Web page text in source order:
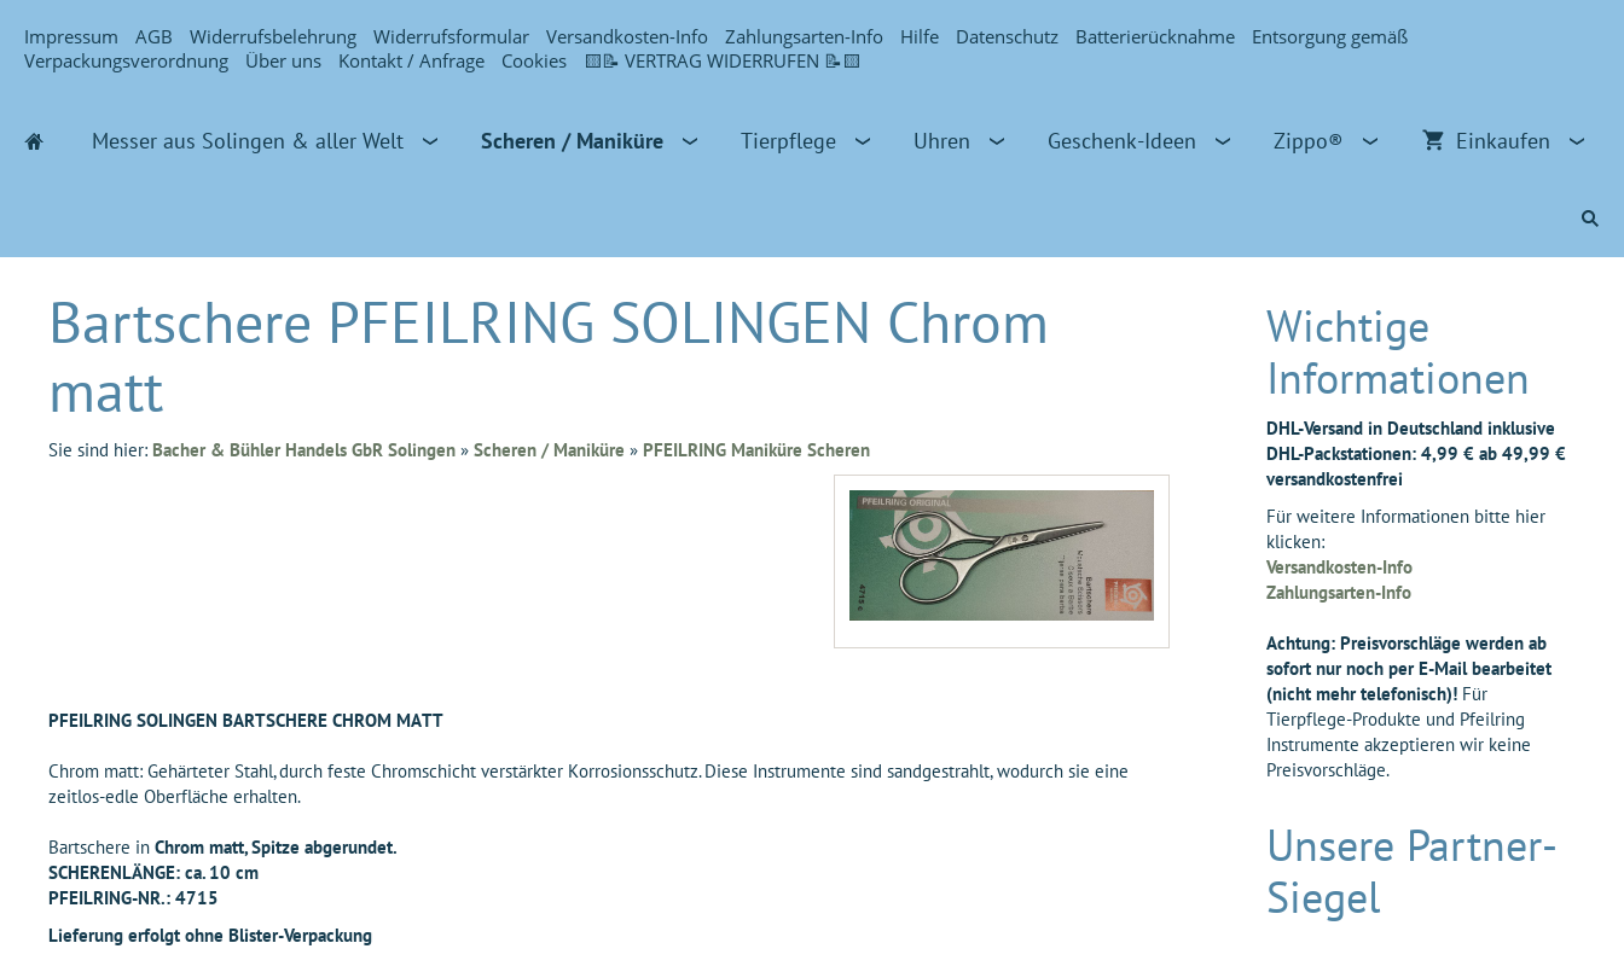
Impressum AGB Widerrufsbelehrung Widerrufsformular Versandkosten-Info Zahlungsarten-Info Hilfe Datenschutz Batterierücknahme
Entsorgung gemäß
Verpackungsverordnung
Über uns Kontakt / Anfrage Cookies 🟨📝 VERTRAG WIDERRUFEN 📝🟨
Messer aus Solingen & aller Welt Scheren / Maniküre Tierpflege Uhren Geschenk-Ideen Zippo® Einkaufen
Bartschere PFEILRING SOLINGEN Chrom
matt
Sie sind hier: Bacher & Bühler Handels GbR Solingen » Scheren / Maniküre » PFEILRING Maniküre Scheren
PFEILRING SOLINGEN BARTSCHERE CHROM MATT
Chrom matt: Gehärteter Stahl, durch feste Chromschicht verstärkter Korrosionsschutz. Diese Instrumente sind sandgestrahlt, wodurch sie eine
zeitlos-edle Oberfläche erhalten.
Bartschere in Chrom matt,Spitze abgerundet.
SCHERENLÄNGE: ca. 10 cm
PFEILRING-NR.: 4715
Lieferung erfolgt ohne Blister-Verpackung
Wichtige
Informationen
DHL-Versand in Deutschland inklusive
DHL-Packstationen: 4,99 € ab 49,99 €
versandkostenfrei
Für weitere Informationen bitte hier
klicken:
Versandkosten-Info
Zahlungsarten-Info
Achtung: Preisvorschläge werden ab
sofort nur noch per E-Mail bearbeitet
(nicht mehr telefonisch)! Für
Tierpflege-Produkte und Pfeilring
Instrumente akzeptieren wir keine
Preisvorschläge.
Unsere Partner-
Siegel